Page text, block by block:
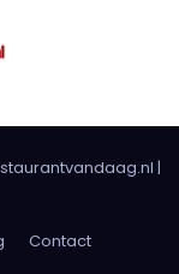
|
Contact